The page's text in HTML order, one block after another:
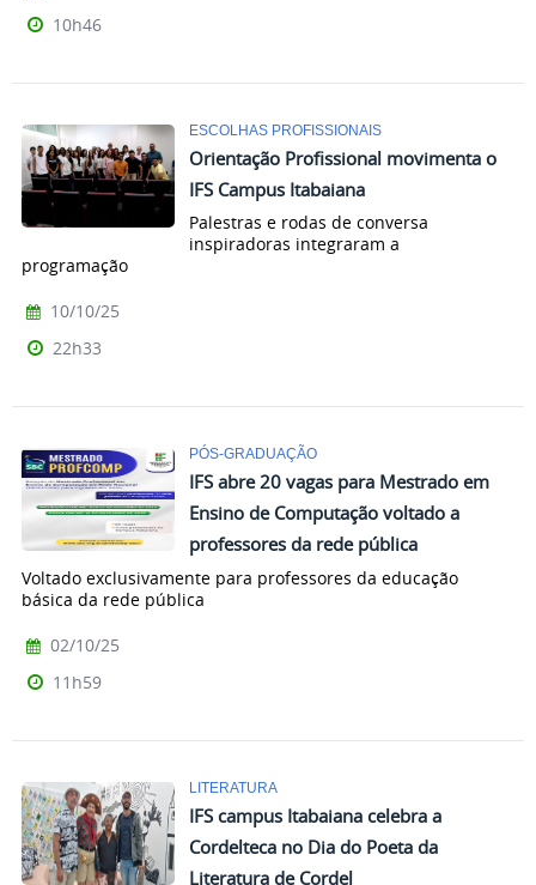
10h46
ESCOLHAS PROFISSIONAIS
Orientação Profissional movimenta o
IFS Campus Itabaiana
Palestras e rodas de conversa
inspiradoras integraram a
programação
10/10/25
22h33
PÓS-GRADUAÇÃO
IFS abre 20 vagas para Mestrado em
Ensino de Computação voltado a
professores da rede pública
Voltado exclusivamente para professores da educação
básica da rede pública
02/10/25
11h59
LITERATURA
IFS campus Itabaiana celebra a
Cordelteca no Dia do Poeta da
Literatura de Cordel